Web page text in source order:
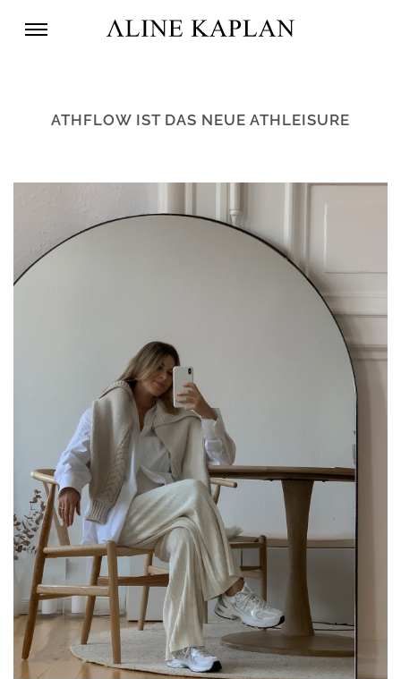
ATHFLOW IST DAS NEUE ATHLEISURE